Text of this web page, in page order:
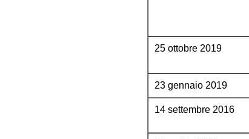
25 ottobre 2019
23 gennaio 2019
14 settembre 2016